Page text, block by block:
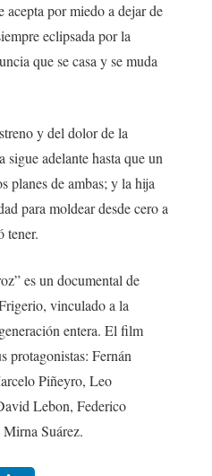
acepta por miedo a dejar de
eclipsada por la
que se casa y se muda
y del dolor de la
sigue adelante hasta que un
planes de ambas; y la hija
para moldear desde cero a
tener.
es un documental de
vinculado a la
entera. El film
protagonistas: Fernán
Piñeyro, Leo
Lebon, Federico
Suárez.